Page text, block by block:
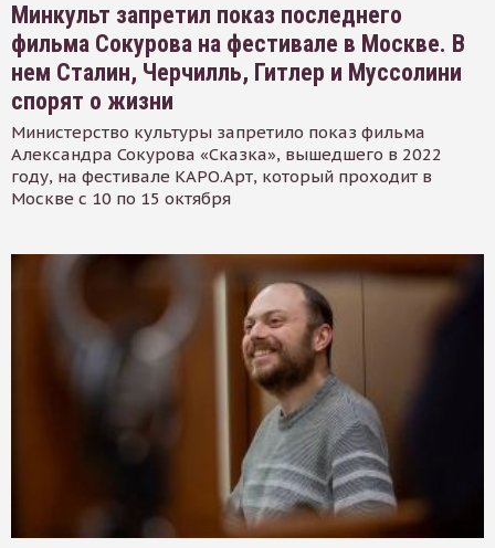
Минкульт запретил показ последнего
фильма Сокурова на фестивале в Москве. В
нем Сталин, Черчилль, Гитлер и Муссолини
спорят о жизни
Министерство культуры запретило показ фильма
Александра Сокурова «Сказка», вышедшего в 2022
году, на фестивале КАРО.Арт, который проходит в
Москве с 10 по 15 октября